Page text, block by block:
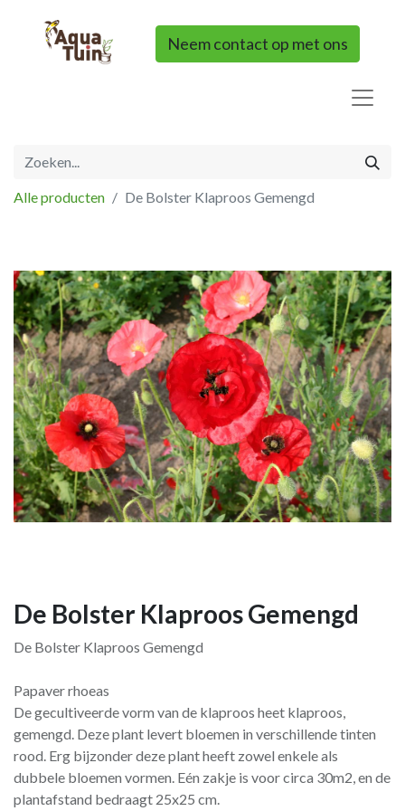
Neem contact op met ons
Alle producten De Bolster Klaproos Gemengd
De Bolster Klaproos Gemengd
De Bolster Klaproos Gemengd
Papaver rhoeas
De gecultiveerde vorm van de klaproos heet klaproos,
gemengd. Deze plant levert bloemen in verschillende tinten
rood. Erg bijzonder deze plant heeft zowel enkele als
dubbele bloemen vormen. Eén zakje is voor circa 30m2, en de
plantafstand bedraagt 25x25 cm.